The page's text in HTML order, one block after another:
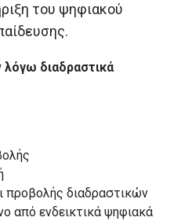
του ψηφιακού
λόγω διαδραστικά
προβολής διαδραστικών
από ενδεικτικά ψηφιακά